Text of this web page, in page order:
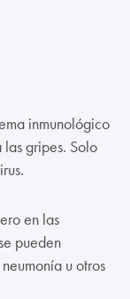
inmunológico
las gripes. Solo
en las
pueden
u otros